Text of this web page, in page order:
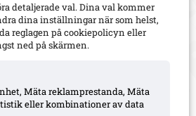
detaljerade val. Dina val kommer
dina inställningar när som helst,
reglagen på cookiepolicyn eller
ned på skärmen.
Mäta reklamprestanda, Mäta
eller kombinationer av data